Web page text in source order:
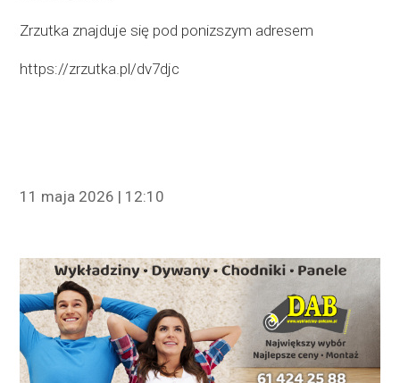
Zrzutka znajduje się pod ponizszym adresem
https://zrzutka.pl/dv7djc
11 maja 2026 | 12:10